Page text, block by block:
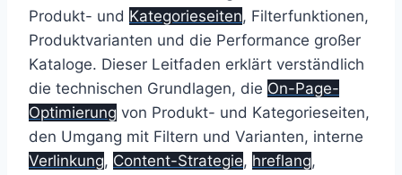
Produkt- und Kategorieseiten, Filterfunktionen,
Produktvarianten und die Performance großer
Kataloge. Dieser Leitfaden erklärt verständlich
die technischen Grundlagen, die On-Page-
Optimierung von Produkt- und Kategorieseiten,
den Umgang mit Filtern und Varianten, interne
Verlinkung, Content-Strategie, hreflang,